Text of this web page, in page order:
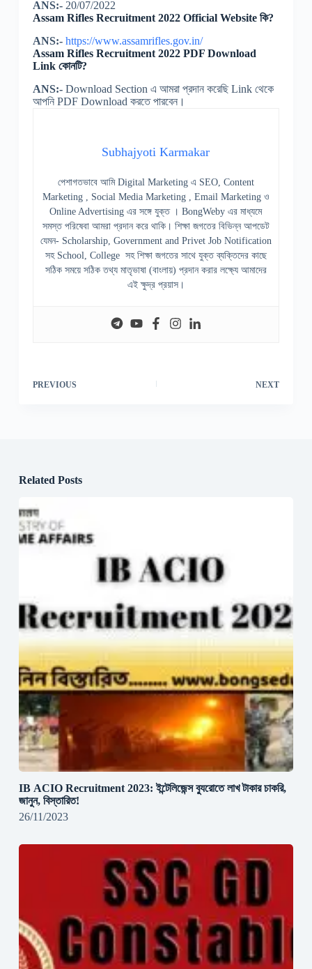
ANS:- 20/07/2022
Assam Rifles Recruitment 2022 Official Website কি?
ANS:- https://www.assamrifles.gov.in/
Assam Rifles Recruitment 2022 PDF Download
Link কোনটি?
ANS:- Download Section এ আমরা প্রদান করেছি Link থেকে
আপনি PDF Download করতে পারবেন।
Subhajyoti Karmakar
পেশাগতভাবে আমি Digital Marketing এ SEO, Content
Marketing , Social Media Marketing , Email Marketing ও
Online Advertising এর সঙ্গে যুক্ত । BongWeby এর মাধ্যমে
সমস্ত পরিষেবা আমরা প্রদান করে থাকি। শিক্ষা জগতের বিভিন্ন আপডেট
যেমন- Scholarship, Government and Privet Job Notification
সহ School, College সহ শিক্ষা জগতের সাথে যুক্ত ব্যক্তিদের কাছে
সঠিক সময়ে সঠিক তথ্য মাতৃভাষা (বাংলায়) প্রদান করার লক্ষ্যে আমাদের
এই ক্ষুদ্র প্রয়াস।
PREVIOUS NEXT
Related Posts
IB ACIO Recruitment 2023: ইন্টেলিজেন্স ব্যুরোতে লাখ টাকার চাকরি,
জানুন, বিস্তারিত!
26/11/2023